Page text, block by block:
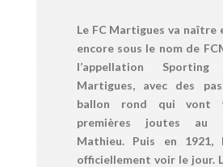
Le FC Martigues va naître
encore sous le nom de
l’appellation
Martigues, avec des
ballon rond qui vont
premières joutes au
Mathieu. Puis en 1921,
officiellement voir le jour.